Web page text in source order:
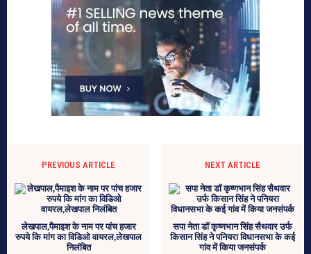
PREVIOUS ARTICLE
लेखपाल,पैमाइश के नाम पर पांच हजार
रुपये कि मांग का विडिओ वायरल,लेखपाल
निलंबित
NEXT ARTICLE
सपा नेता डॉ कृष्णभान सिंह सैथवार उर्फ
किसान सिंह ने पनियरा विधानसभा के कई
गांव में किया जनसंपर्क